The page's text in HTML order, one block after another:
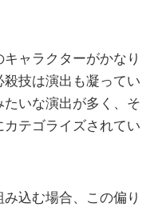
ャラクターがかなり
技は演出も凝ってい
いな演出が多く、そ
テゴライズされてい
込む場合、この偏り